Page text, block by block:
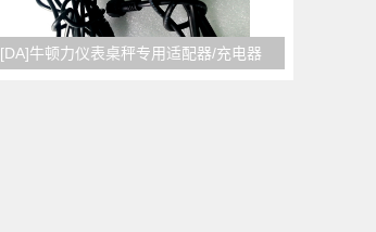
[DA]牛顿力仪表桌秤专用适配器/充电器